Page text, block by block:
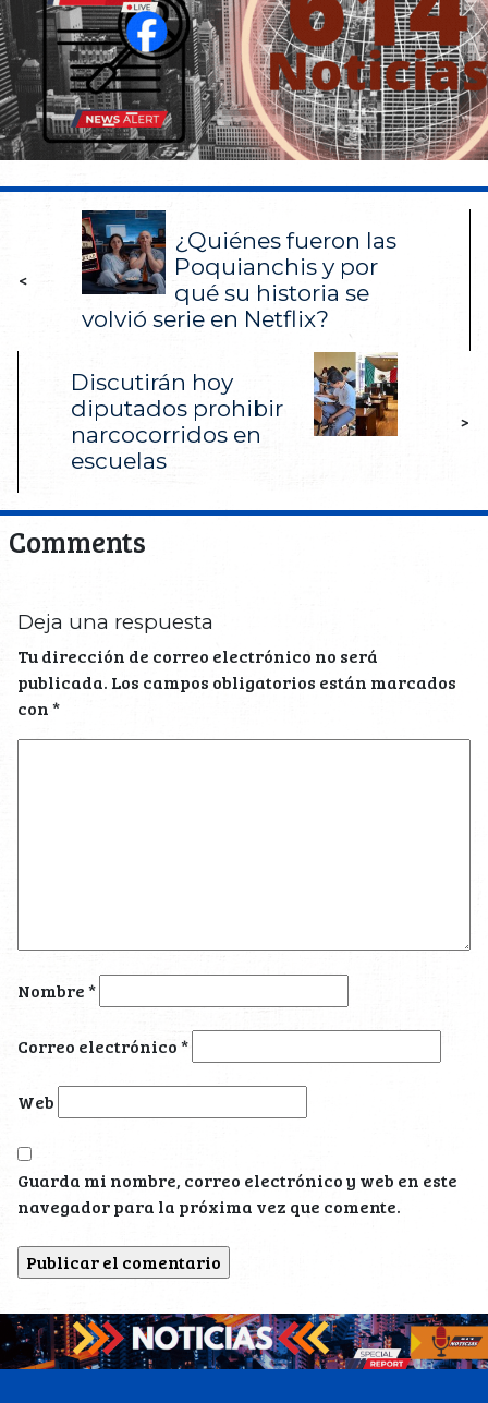
<
¿Quiénes fueron las
Poquianchis y por
qué su historia se
volvió serie en Netflix?
Discutirán hoy
diputados prohibir
narcocorridos en
escuelas
>
Comments
Deja una respuesta
Tu dirección de correo electrónico no será
publicada. Los campos obligatorios están marcados
con*
Nombre*
Correo electrónico*
Web
Guarda mi nombre, correo electrónico y web en este
navegador para la próxima vez que comente.